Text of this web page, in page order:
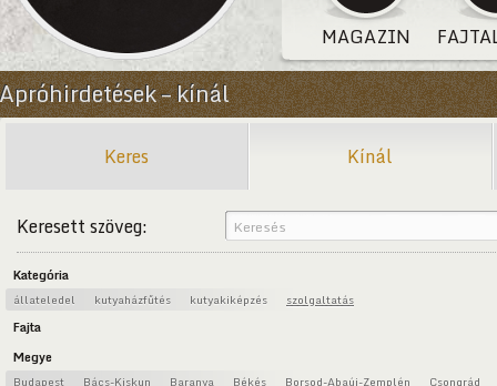
MAGAZIN
Apróhirdetések – kínál
Keres Kínál
Keresett szöveg:
Kategória
állateledel kutyaházfűtés kutyakiképzés szolgaltatás
Fajta
Megye
Budapest Bács-Kiskun Baranya Békés Borsod-Abaúj-Zemplén
Csongrád